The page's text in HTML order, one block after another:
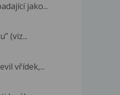
jako...
(viz...
vřídek,...